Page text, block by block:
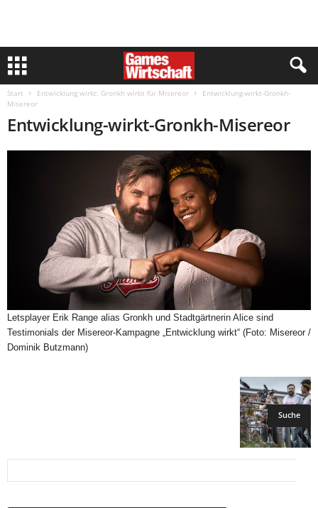
Start Entwicklung wirkt: Gronkh wirbt für Misereor
Entwicklung-wirkt-Gronkh-
Misereor
Entwicklung-wirkt-Gronkh-Misereor
Letsplayer Erik Range alias Gronkh und Stadtgärtnerin Alice sind
Testimonials der Misereor-Kampagne „Entwicklung wirkt“ (Foto: Misereor /
Dominik Butzmann)